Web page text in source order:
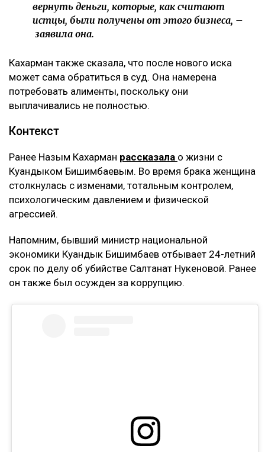
вернуть деньги, которые, как считают
истцы, были получены от этого бизнеса, –
заявила она.
Кахарман также сказала, что после нового иска
может сама обратиться в суд. Она намерена
потребовать алименты, поскольку они
выплачивались не полностью.
Контекст
Ранее Назым Кахарман рассказала о жизни с
Куандыком Бишимбаевым. Во время брака женщина
столкнулась с изменами, тотальным контролем,
психологическим давлением и физической
агрессией.
Напомним, бывший министр национальной
экономики Куандык Бишимбаев отбывает 24-летний
срок по делу об убийстве Салтанат Нукеновой. Ранее
он также был осужден за коррупцию.